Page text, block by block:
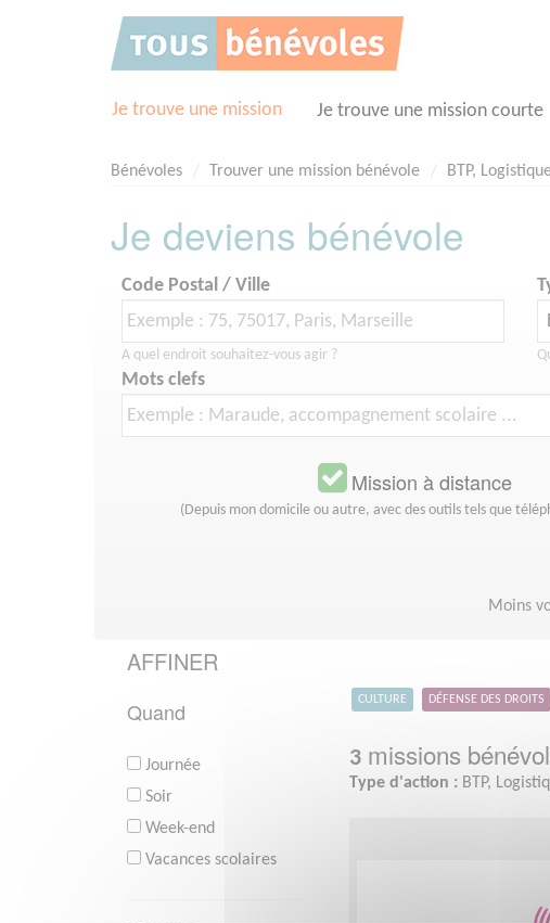
Je trouve une mission Je trouve une mission courte
Bénévoles Trouver une mission bénévole BTP,
Je deviens bénévole
Code Postal / Ville
A quel endroit souhaitez-vous agir ?
Mots clefs
Mission à distance
(Depuis mon domicile ou autre, avec des outils tels que
Moins
AFFINER
Quand
Journée
Soir
Week-end
Vacances scolaires
CULTURE DÉFENSE DES DROITS
3 missions
Type d'action : BTP,